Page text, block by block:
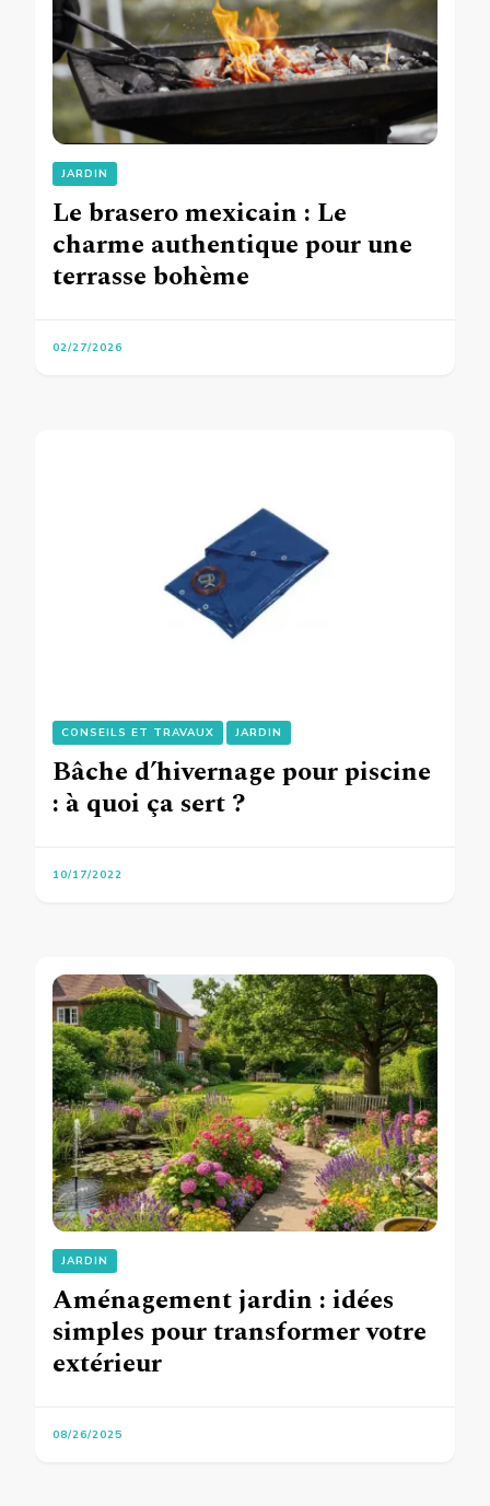
JARDIN
Le brasero mexicain : Le
charme authentique pour une
terrasse bohème
02/27/2026
CONSEILS ET TRAVAUX JARDIN
Bâche d’hivernage pour piscine
: à quoi ça sert ?
10/17/2022
JARDIN
Aménagement jardin : idées
simples pour transformer votre
extérieur
08/26/2025